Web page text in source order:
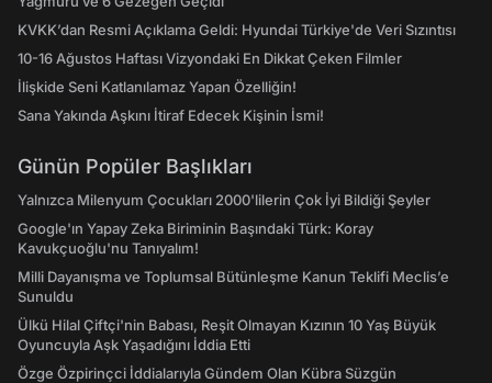
KVKK’dan Resmi Açıklama Geldi: Hyundai Türkiye'de Veri Sızıntısı
10-16 Ağustos Haftası Vizyondaki En Dikkat Çeken Filmler
İlişkide Seni Katlanılamaz Yapan Özelliğin!
Sana Yakında Aşkını İtiraf Edecek Kişinin İsmi!
Günün Popüler Başlıkları
Yalnızca Milenyum Çocukları 2000'lilerin Çok İyi Bildiği Şeyler
Google'ın Yapay Zeka Biriminin Başındaki Türk: Koray
Kavukçuoğlu'nu Tanıyalım!
Milli Dayanışma ve Toplumsal Bütünleşme Kanun Teklifi Meclis’e
Sunuldu
Ülkü Hilal Çiftçi'nin Babası, Reşit Olmayan Kızının 10 Yaş Büyük
Oyuncuyla Aşk Yaşadığını İddia Etti
Özge Özpirinçci İddialarıyla Gündem Olan Kübra Süzgün